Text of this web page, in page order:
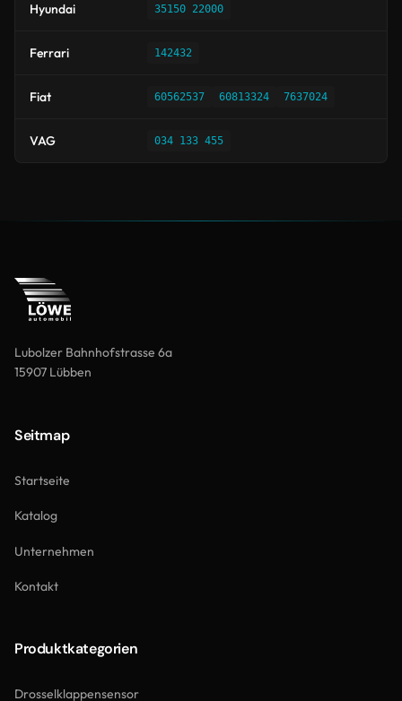
Hyundai 35150 22000
Ferrari 142432
Fiat 60562537 60813324 7637024
VAG 034 133 455
Lubolzer Bahnhofstrasse 6a
15907 Lübben
Seitmap
Startseite
Katalog
Unternehmen
Kontakt
Produktkategorien
Drosselklappensensor